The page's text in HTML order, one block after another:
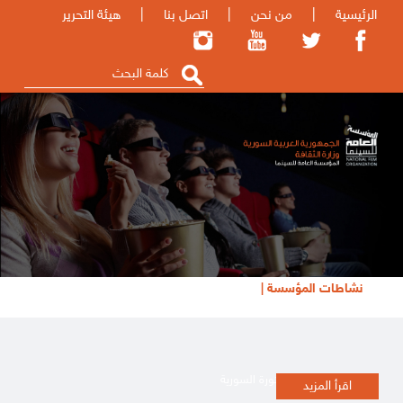
الرئيسية | من نحن | اتصل بنا | هيئة التحرير
نشاطات المؤسسة |
تظاهرة أفلام الثورة السورية
اقرأ المزيد